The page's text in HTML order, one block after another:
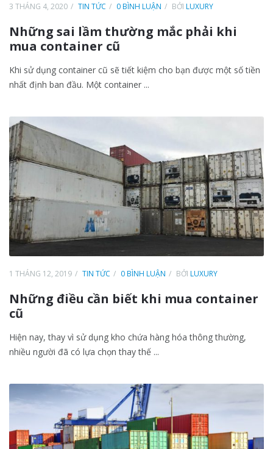
3 THÁNG 4, 2020 TIN TỨC 0 BÌNH LUẬN BỞI LUXURY
Những sai lầm thường mắc phải khi
mua container cũ
Khi sử dụng container cũ sẽ tiết kiệm cho bạn được một số tiền
nhất định ban đầu. Một container ...
1 THÁNG 12, 2019 TIN TỨC 0 BÌNH LUẬN BỞI LUXURY
Những điều cần biết khi mua container
cũ
Hiện nay, thay vì sử dụng kho chứa hàng hóa thông thường,
nhiều người đã có lựa chọn thay thế ...